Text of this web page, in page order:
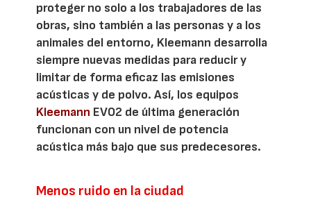
proteger no solo a los trabajadores de las
obras, sino también a las personas y a los
animales del entorno, Kleemann desarrolla
siempre nuevas medidas para reducir y
limitar de forma eficaz las emisiones
acústicas y de polvo. Así, los equipos
Kleemann EVO2 de última generación
funcionan con un nivel de potencia
acústica más bajo que sus predecesores.
Menos ruido en la ciudad